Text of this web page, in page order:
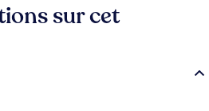
sur cet